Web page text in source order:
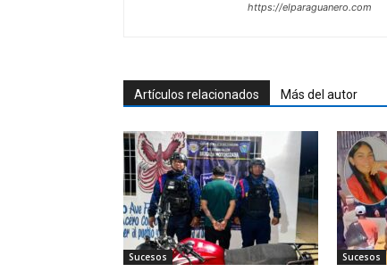
https://elparaguanero.com
Artículos relacionados Más del autor
Sucesos Sucesos